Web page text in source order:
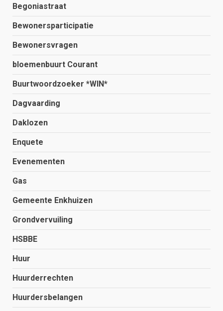
Begoniastraat
Bewonersparticipatie
Bewonersvragen
bloemenbuurt Courant
Buurtwoordzoeker *WIN*
Dagvaarding
Daklozen
Enquete
Evenementen
Gas
Gemeente Enkhuizen
Grondvervuiling
HSBBE
Huur
Huurderrechten
Huurdersbelangen